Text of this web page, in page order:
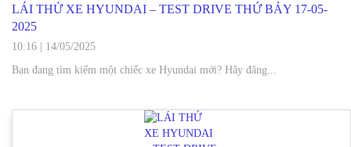
LÁI THỬ XE HYUNDAI – TEST DRIVE THỨ BẢY 17-05-
2025
10:16
14/05/2025
Bạn đang tìm kiếm một chiếc xe Hyundai mới? Hãy đăng...